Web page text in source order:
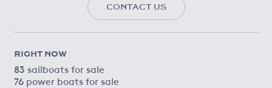
CONTACT US
RIGHT NOW
83 sailboats for sale
76 power boats for sale